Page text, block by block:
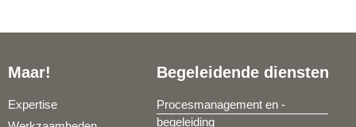
Maar!
Expertise
Begeleidende diensten
Procesmanagement en -
begeleiding